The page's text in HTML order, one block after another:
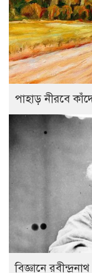
পাহাড় নীরবে
বিজ্ঞানে রবীন্দ্রনাথ